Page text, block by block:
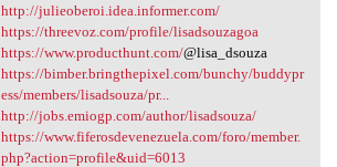
http://julieoberoi.idea.informer.com/
https://threevoz.com/profile/lisadsouzagoa
https://www.producthunt.com/@lisa_dsouza
https://bimber.bringthepixel.com/bunchy/buddypr
ess/members/lisadsouza/pr...
http://jobs.emiogp.com/author/lisadsouza/
https://www.fiferosdevenezuela.com/foro/member.
php?action=profile&uid=6013